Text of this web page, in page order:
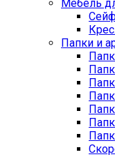
Мебель
Папки и